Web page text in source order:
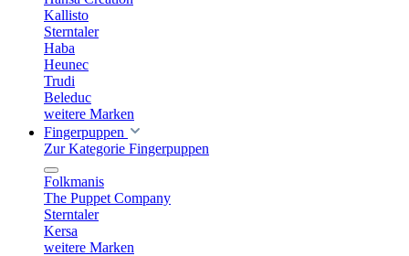
Kallisto
Sterntaler
Haba
Heunec
Trudi
Beleduc
weitere Marken
Fingerpuppen
Zur Kategorie Fingerpuppen
Folkmanis
The Puppet Company
Sterntaler
Kersa
weitere Marken